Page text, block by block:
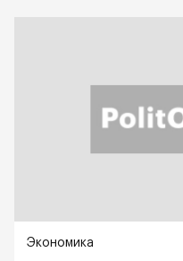
Экономика